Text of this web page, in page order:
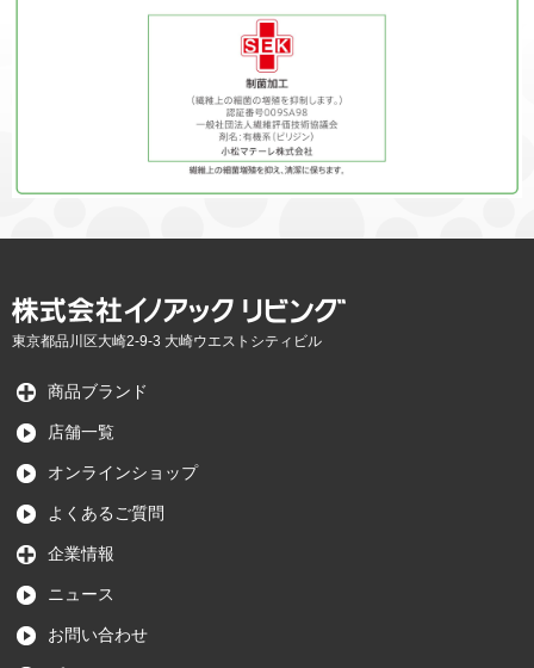
東京都品川区大崎2-9-3 大崎ウエストシティビル
商品ブランド
店舗一覧
オンラインショップ
よくあるご質問
企業情報
ニュース
お問い合わせ